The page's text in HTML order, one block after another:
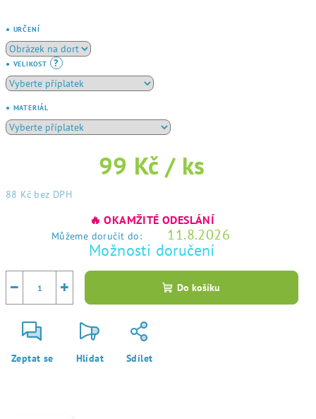
● URČENÍ
● VELIKOST ?
● MATERIÁL
99 Kč / ks
88 Kč bez DPH
🔥 OKAMŽITÉ ODESLÁNÍ
Můžeme doručit do: 11.8.2026
Možnosti doručení
+
− Do košíku
Zeptat se Hlídat Sdílet